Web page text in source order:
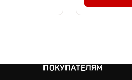
ПОКУПАТЕЛЯМ